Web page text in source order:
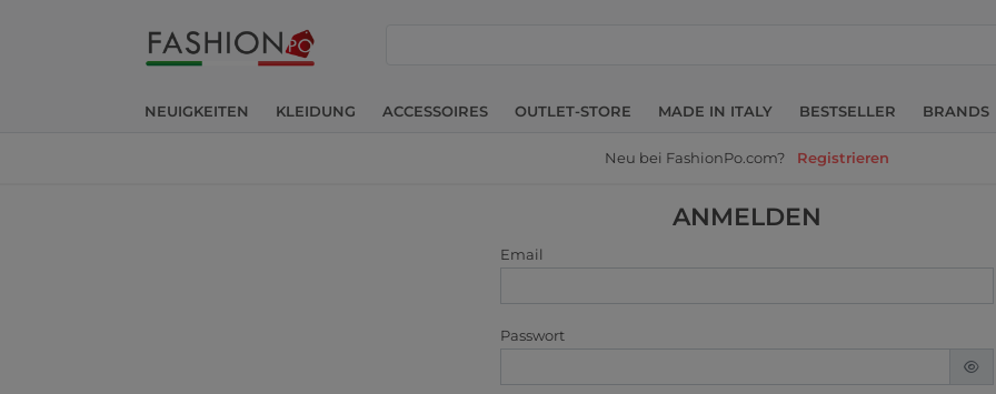
NEUIGKEITEN KLEIDUNG ACCESSOIRES OUTLET-STORE MADE IN ITALY BESTSELLER BRANDS
Neu bei FashionPo.com? Registrieren
ANMELDEN
Email
Passwort